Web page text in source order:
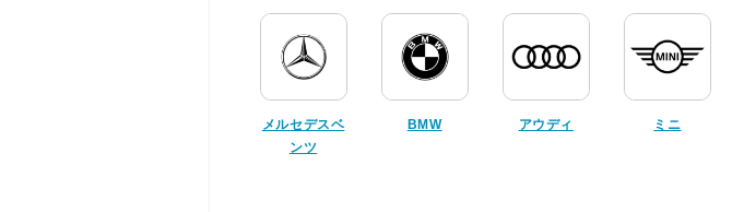
メルセデスベ
ンツ
BMW アウディ ミニ